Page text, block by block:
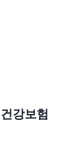
강보험